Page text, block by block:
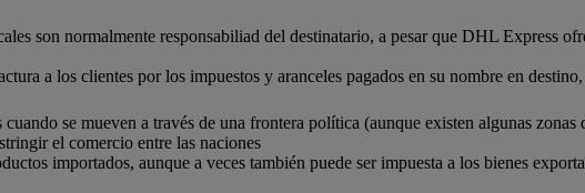
son normalmente responsabiliad del destinatario, a pesar que DHL Express
a los clientes por los impuestos y aranceles pagados en su nombre en
se mueven a través de una frontera política (aunque existen algunas
el comercio entre las naciones
importados, aunque a veces también puede ser impuesta a los bienes